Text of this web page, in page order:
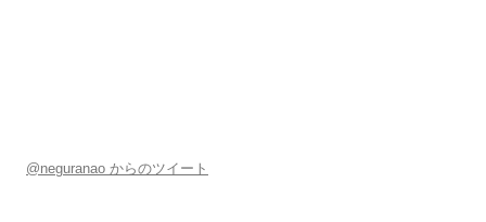
@neguranao からのツイート